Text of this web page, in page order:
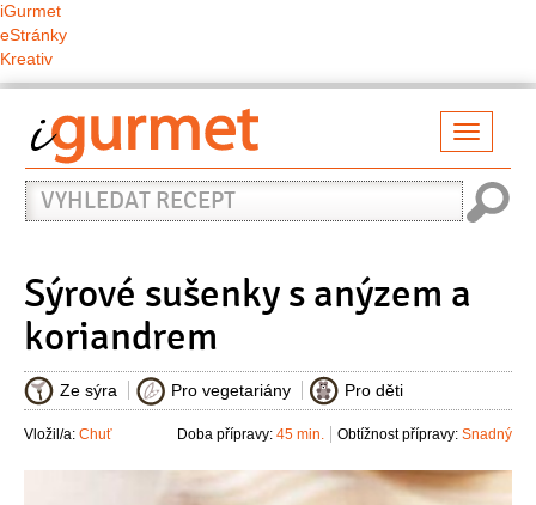
iGurmet
eStránky
Kreativ
Vyhledat
recept
Sýrové sušenky s anýzem a
koriandrem
Ze sýra Pro vegetariány Pro děti
Vložil/a: Chuť Obtížnost přípravy: Snadný
Doba přípravy: 45 min.